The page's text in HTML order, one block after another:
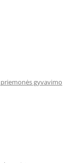
gyvavimo